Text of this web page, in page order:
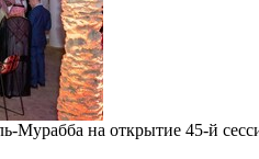
Мурабба на открытие 45-й